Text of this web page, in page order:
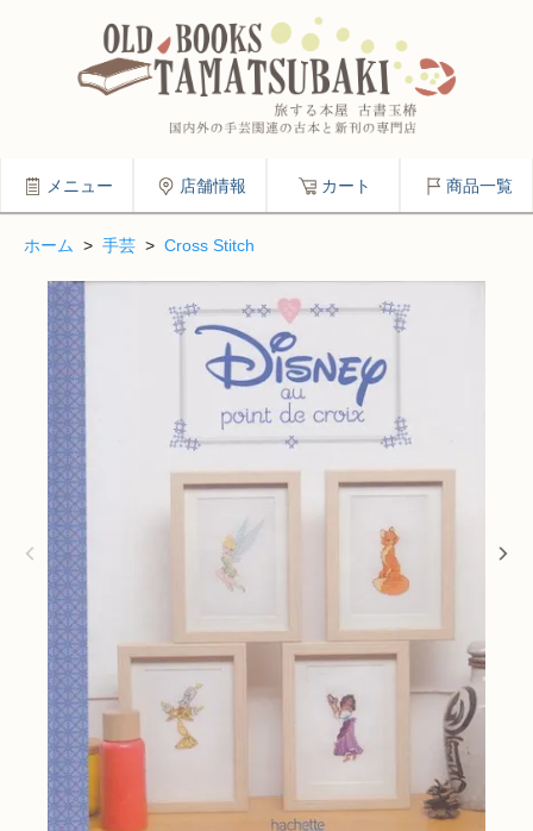
メニュー 店舗情報 カート 商品一覧
ホーム > 手芸 > Cross Stitch